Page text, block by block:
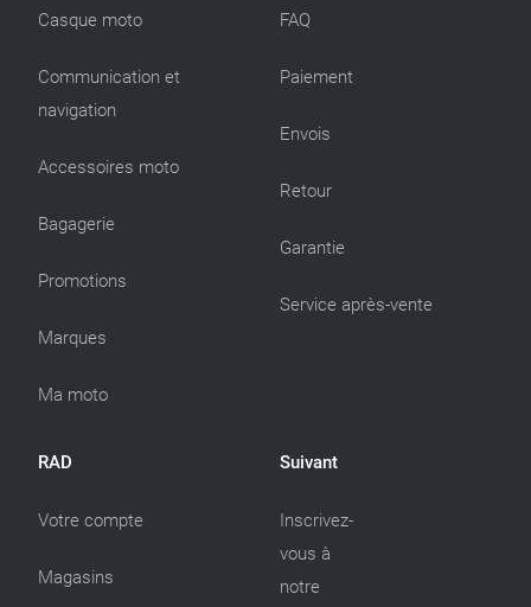
Casque moto
Communication et
navigation
Accessoires moto
Bagagerie
Promotions
Marques
Ma moto
FAQ
Paiement
Envois
Retour
Garantie
Service après-vente
RAD
Votre compte
Magasins
Suivant
Inscrivez-
vous à
notre